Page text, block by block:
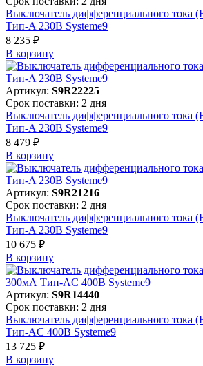
Выключатель дифференциального тока
Тип-A 230В Systeme9
8 235 ₽
В корзинy
Артикул: S9R22225
Срок поставки: 2 дня
Выключатель дифференциального тока
Тип-A 230В Systeme9
8 479 ₽
В корзинy
Артикул: S9R21216
Срок поставки: 2 дня
Выключатель дифференциального тока
Тип-A 230В Systeme9
10 675 ₽
В корзинy
Артикул: S9R14440
Срок поставки: 2 дня
Выключатель дифференциального тока
Тип-AC 400В Systeme9
13 725 ₽
В корзинy